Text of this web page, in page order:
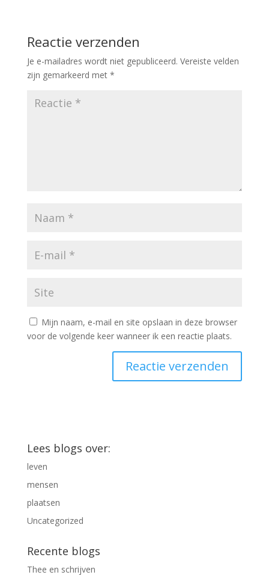
Reactie verzenden
Je e-mailadres wordt niet gepubliceerd. Vereiste velden
zijn gemarkeerd met *
Mijn naam, e-mail en site opslaan in deze browser
voor de volgende keer wanneer ik een reactie plaats.
Lees blogs over:
leven
mensen
plaatsen
Uncategorized
Recente blogs
Thee en schrijven